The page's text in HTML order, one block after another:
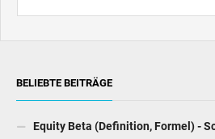
BELIEBTE BEITRÄGE
Equity Beta (Definition, Formel) -